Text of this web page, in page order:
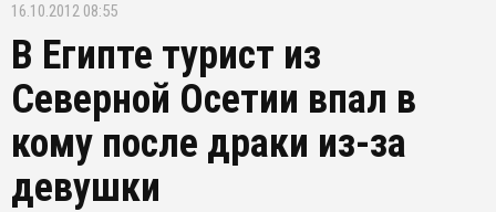
16.10.2012 08:55
В Египте турист из
Северной Осетии впал в
кому после драки из-за
девушки